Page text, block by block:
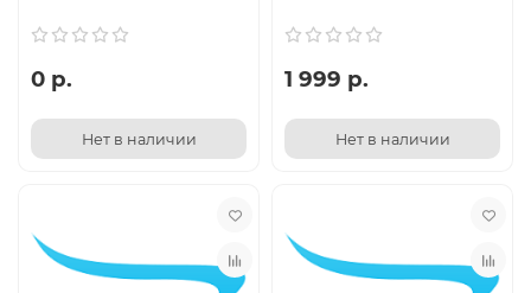
0 р.
Нет в наличии
1 999 р.
Нет в наличии